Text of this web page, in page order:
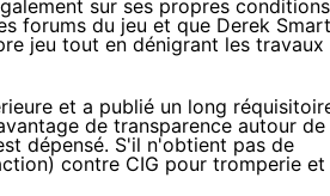
sur ses propres conditions
forums du jeu et que Derek
jeu tout en dénigrant les travaux
et a publié un long
de transparence autour de
dépensé. S'il n'obtient pas de
contre CIG pour tromperie et